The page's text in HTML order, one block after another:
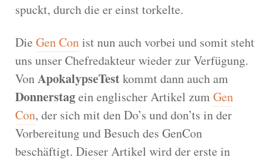
spuckt, durch die er einst torkelte.
Die Gen Conist nun auch vorbei und somit steht
uns unser Chefredakteur wieder zur Verfügung.
VonApokalypseTestkommt dann auch am
Donnerstagein englischer Artikel zumGen
Con, der sich mit den Do’s und don’ts in der
Vorbereitung und Besuch des GenCon
beschäftigt. Dieser Artikel wird der erste in